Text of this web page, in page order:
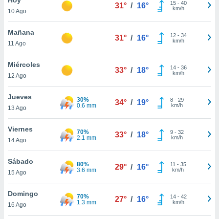
y
en
más
de
cookies
10 Ago
31° / 16° 15- 40
km/h
Mañana
11 Ago
31° / 16° 12- 34
km/h
Miércoles
12 Ago
33° / 18° 14- 36
km/h
Jueves
13 Ago
30%
0.6 mm
34° / 19° 8- 29
km/h
Viernes
14 Ago
70%
2.1 mm
33° / 18° 9- 32
km/h
Sábado
15 Ago
80%
3.6 mm
29° / 16° 11 - 35
km/h
Domingo
16 Ago
70%
1.3 mm
27° / 16° 14- 42
km/h